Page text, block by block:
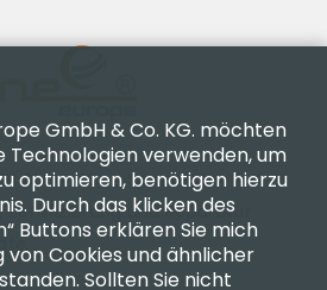
& Co. KG. — Spezialisten für
und Reparatur
GmbH & Co. KG. möchten
Technologien verwenden, um
optimieren, benötigen hierzu
Durch das klicken des
Buttons erklären Sie mich
Cookies und ähnlicher
Sollten Sie nicht